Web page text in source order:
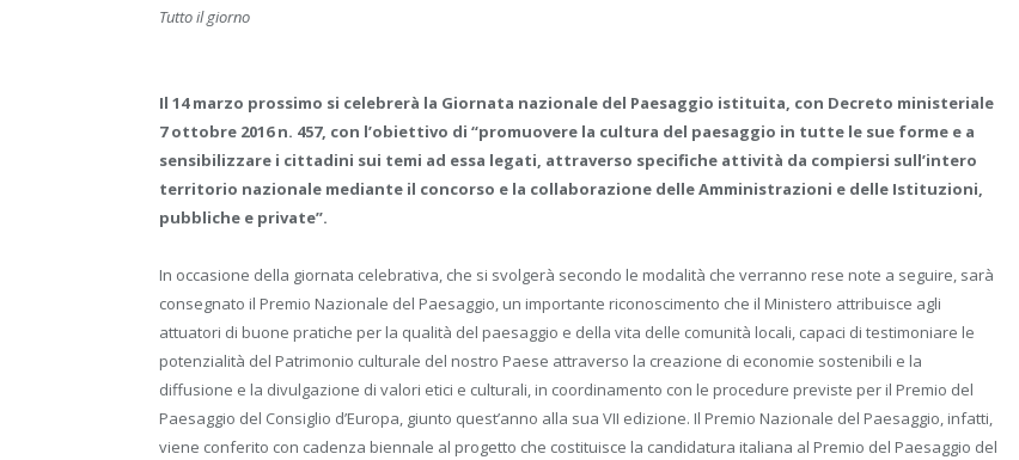
Tutto il giorno
Il 14 marzo prossimo si celebrerà la Giornata nazionale del Paesaggio istituita, con Decreto ministeriale
7 ottobre 2016 n. 457, con l’obiettivo di “promuovere la cultura del paesaggio in tutte le sue forme e a
sensibilizzare i cittadini sui temi ad essa legati, attraverso specifiche attività da compiersi sull’intero
territorio nazionale mediante il concorso e la collaborazione delle Amministrazioni e delle Istituzioni,
pubbliche e private”.
In occasione della giornata celebrativa, che si svolgerà secondo le modalità che verranno rese note a seguire, sarà
consegnato il Premio Nazionale del Paesaggio, un importante riconoscimento che il Ministero attribuisce agli
attuatori di buone pratiche per la qualità del paesaggio e della vita delle comunità locali, capaci di testimoniare le
potenzialità del Patrimonio culturale del nostro Paese attraverso la creazione di economie sostenibili e la
diffusione e la divulgazione di valori etici e culturali, in coordinamento con le procedure previste per il Premio del
Paesaggio del Consiglio d’Europa, giunto quest’anno alla sua VII edizione. Il Premio Nazionale del Paesaggio, infatti,
viene conferito con cadenza biennale al progetto che costituisce la candidatura italiana al Premio del Paesaggio del